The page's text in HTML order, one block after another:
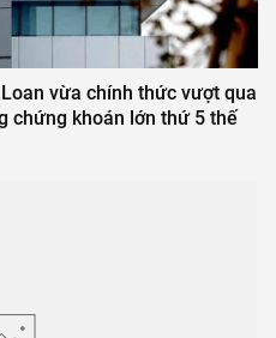
vừa chính thức vượt qua
chứng khoán lớn thứ 5 thế